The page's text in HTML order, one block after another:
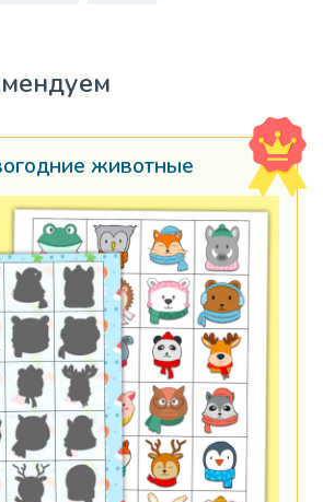
животные